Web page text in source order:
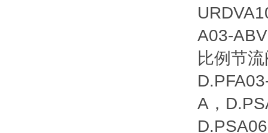
A03-
比例节
A，